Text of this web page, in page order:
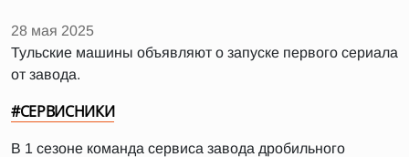
28 мая 2025
Тульские машины объявляют о запуске первого сериала
от завода.
#СЕРВИСНИКИ
В 1 сезоне команда сервиса завода дробильного